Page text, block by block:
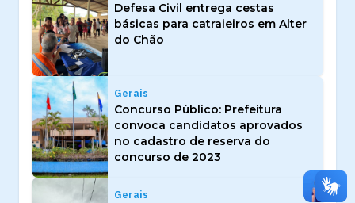
Defesa Civil entrega cestas
básicas para catraieiros em Alter
do Chão
Gerais
Concurso Público: Prefeitura
convoca candidatos aprovados
no cadastro de reserva do
concurso de 2023
Gerais